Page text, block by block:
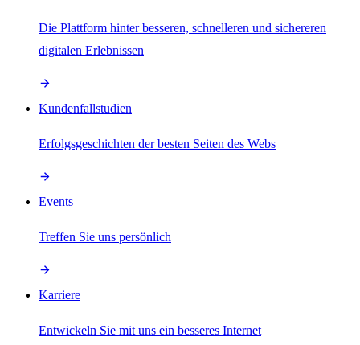
Die Plattform hinter besseren, schnelleren und sichereren
digitalen Erlebnissen
Kundenfallstudien
Erfolgsgeschichten der besten Seiten des Webs
Events
Treffen Sie uns persönlich
Karriere
Entwickeln Sie mit uns ein besseres Internet